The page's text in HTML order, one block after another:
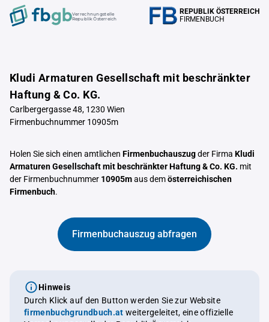
Verrechnungstelle
Republik Österreich
REPUBLIK ÖSTERREICH
FIRMENBUCH
Kludi Armaturen Gesellschaft mit beschränkter
Haftung & Co. KG.
Carlbergergasse 48, 1230 Wien
Firmenbuchnummer 10905m
Holen Sie sich einen amtlichen Firmenbuchauszugder Firma Kludi
Armaturen Gesellschaft mit beschränkter Haftung & Co. KG. mit
der Firmenbuchnummer 10905maus demösterreichischen
Firmenbuch.
Firmenbuchauszug abfragen
Hinweis
Durch Klick auf den Button werden Sie zur Website
firmenbuchgrundbuch.at weitergeleitet, eine offizielle